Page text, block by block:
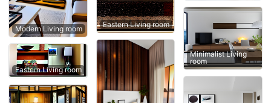
Modern Living room
Eastern Living room
Eastern Living room
Minimalist Living
room